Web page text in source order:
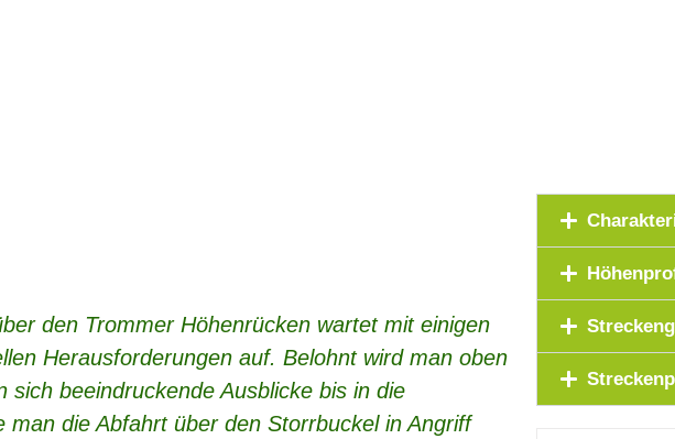
den Trommer Höhenrücken wartet mit einigen
Herausforderungen auf. Belohnt wird man oben
beeindruckende Ausblicke bis in die
man die Abfahrt über den Storrbuckel in Angriff